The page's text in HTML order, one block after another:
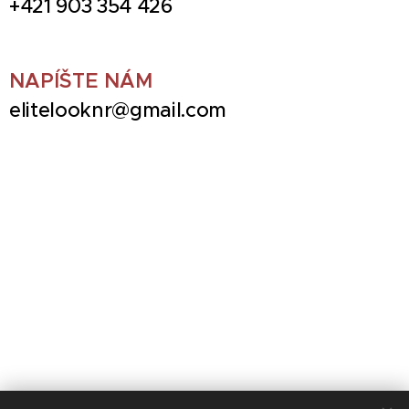
+421 903 354 426
NAPÍŠTE NÁM
elitelooknr@gmail.com